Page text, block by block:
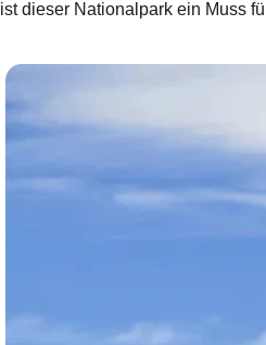
ist dieser Nationalpark ein Muss